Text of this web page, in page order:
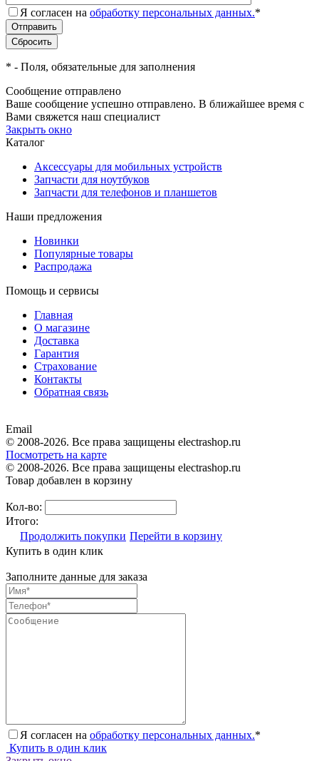
Я согласен на обработку персональных данных.*
* - Поля, обязательные для заполнения
Сообщение отправлено
Ваше сообщение успешно отправлено. В ближайшее время с
Вами свяжется наш специалист
Закрыть окно
Каталог
Аксессуары для мобильных устройств
Запчасти для ноутбуков
Запчасти для телефонов и планшетов
Наши предложения
Новинки
Популярные товары
Распродажа
Помощь и сервисы
Главная
О магазине
Доставка
Гарантия
Страхование
Контакты
Обратная связь
Email
© 2008-2026. Все права защищены electrashop.ru
Посмотреть на карте
© 2008-2026. Все права защищены electrashop.ru
Товар добавлен в корзину
Кол-во:
Итого:
Продолжить покупки Перейти в корзину
Купить в один клик
Заполните данные для заказа
Я согласен на обработку персональных данных.*
Купить в один клик